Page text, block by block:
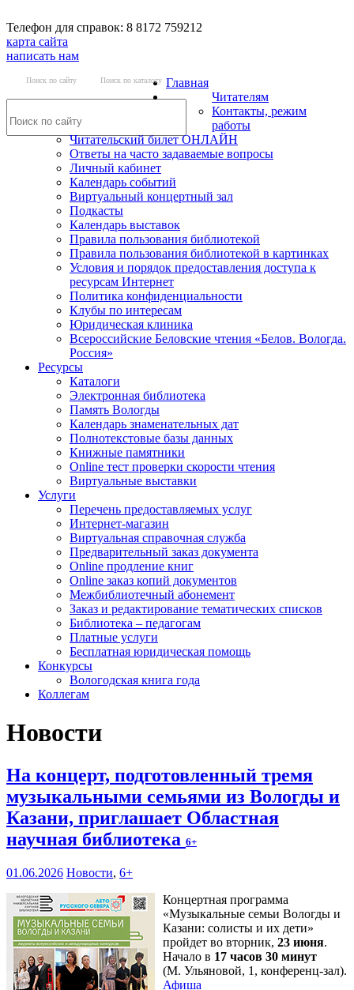
Телефон для справок: 8 8172 759212
карта сайта
написать нам
Поиск по сайту Поиск по каталогу Главная
Читателям
Контакты, режим
работы
Читательский билет ОНЛАЙН
Ответы на часто задаваемые вопросы
Личный кабинет
Календарь событий
Виртуальный концертный зал
Подкасты
Календарь выставок
Правила пользования библиотекой
Правила пользования библиотекой в картинках
Условия и порядок предоставления доступа к
ресурсам Интернет
Политика конфиденциальности
Клубы по интересам
Юридическая клиника
Всероссийские Беловские чтения «Белов. Вологда.
Россия»
Ресурсы
Каталоги
Электронная библиотека
Память Вологды
Календарь знаменательных дат
Полнотекстовые базы данных
Книжные памятники
Online тест проверки скорости чтения
Виртуальные выставки
Услуги
Перечень предоставляемых услуг
Интернет-магазин
Виртуальная справочная служба
Предварительный заказ документа
Online продление книг
Online заказ копий документов
Межбиблиотечный абонемент
Заказ и редактирование тематических списков
Библиотека – педагогам
Платные услуги
Бесплатная юридическая помощь
Конкурсы
Вологодская книга года
Коллегам
Новости
На концерт, подготовленный тремя
музыкальными семьями из Вологды и
Казани, приглашает Областная
научная библиотека 6+
01.06.2026 Новости, 6+
Концертная программа
«Музыкальные семьи Вологды и
Казани: солисты и их дети»
пройдет во вторник, 23 июня.
Начало в 17 часов 30 минут
(М. Ульяновой, 1, конференц-зал).
Афиша